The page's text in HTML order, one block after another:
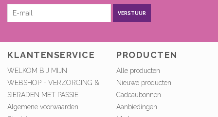
VERSTUUR
KLANTENSERVICE
WELKOM BIJ MIJN
WEBSHOP - VERZORGING &
SIERADEN MET PASSIE
Algemene voorwaarden
PRODUCTEN
Alle producten
Nieuwe producten
Cadeaubonnen
Aanbiedingen